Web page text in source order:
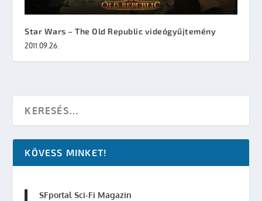
Star Wars – The Old Republic videógyűjtemény
2011.09.26.
KÖVESS MINKET!
SFportal Sci-Fi Magazin